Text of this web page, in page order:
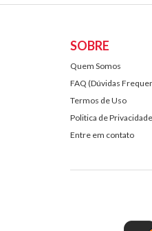
SOBRE
Quem Somos
FAQ (Dúvidas
Termos de Uso
Politica de
Entre em contato